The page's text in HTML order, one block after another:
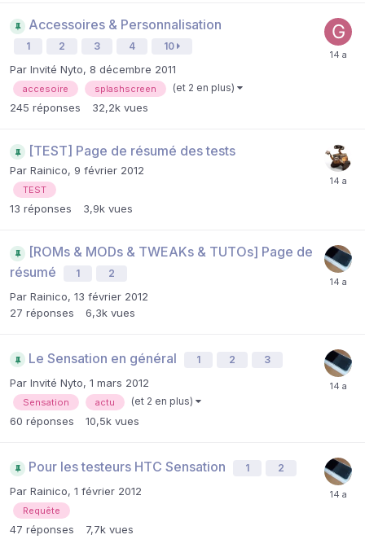
Accessoires & Personnalisation
1 2 3 4 10
Par Invité Nyto, 8 décembre 2011
accesoire splashscreen (et 2 en plus)
245 réponses 32,2k vues
[TEST] Page de résumé des tests
Par Rainico, 9 février 2012
TEST
13 réponses 3,9k vues
[ROMs & MODs & TWEAKs & TUTOs] Page de
résumé
1 2
Par Rainico, 13 février 2012
27 réponses 6,3k vues
Le Sensation en général 1 2 3
Par Invité Nyto, 1 mars 2012
Sensation actu (et 2 en plus)
60 réponses 10,5k vues
Pour les testeurs HTC Sensation 1 2
Par Rainico, 1 février 2012
Requête
47 réponses 7,7k vues